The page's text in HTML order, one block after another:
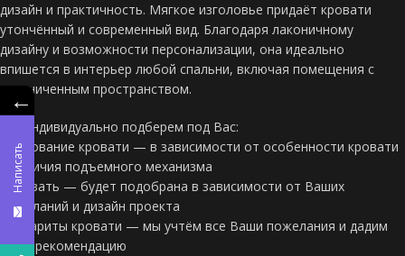
дизайн и практичность.​ Мягкое изголовье придаёт кровати
утончённый и современный вид. Благодаря лаконичному
дизайну и возможности персонализации, она идеально
впишется в интерьер любой спальни, включая помещения с
ограниченным пространством.
Мы индивидуально подберем под Вас:
*Основание кровати — в зависимости от особенности кровати
и наличия подъемного механизма
*Кровать — будет подобрана в зависимости от Ваших
пожеланий и дизайн проекта
*Габариты кровати — мы учтём все Ваши пожелания и дадим
свою рекомендацию
←
Написать